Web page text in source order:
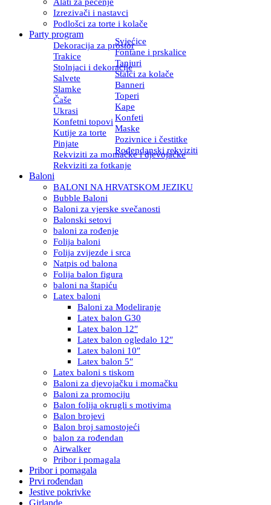
Izrezivači i nastavci
Podlošci za torte i kolače
Party program
Dekoracija za prostor
Svjećice
Trakice
Fontane i prskalice
Stolnjaci i dekoracije
Tanjuri
Salvete
Stalci za kolače
Slamke
Banneri
Čaše
Toperi
Ukrasi
Kape
Konfetni topovi Konfeti
Kutije za torte
Maske
Pinjate
Pozivnice i čestitke
Rekviziti za momačke i djevojačke
Rođendanski rekviziti
Rekviziti za fotkanje
Baloni
BALONI NA HRVATSKOM JEZIKU
Bubble Baloni
Baloni za vjerske svečanosti
Balonski setovi
baloni za rođenje
Folija baloni
Folija zvijezde i srca
Natpis od balona
Folija balon figura
baloni na štapiću
Latex baloni
Baloni za Modeliranje
Latex balon G30
Latex balon 12″
Latex balon ogledalo 12″
Latex baloni 10″
Latex balon 5″
Latex baloni s tiskom
Baloni za djevojačku i momačku
Baloni za promociju
Balon folija okrugli s motivima
Balon brojevi
Balon broj samostojeći
balon za rođendan
Airwalker
Pribor i pomagala
Pribor i pomagala
Prvi rođendan
Jestive pokrivke
Girlande